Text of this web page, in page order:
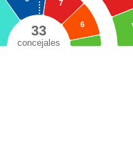
33
concejales
7
6